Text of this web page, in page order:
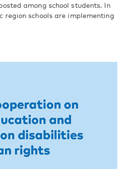
among school students. In
region schools are implementing